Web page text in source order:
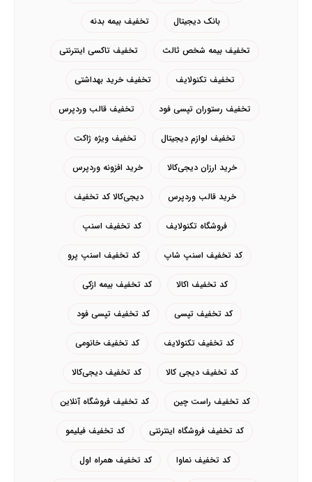
بانک دیجیتال تخفیف بیمه بدنه
تخفیف بیمه شخص ثالث تخفیف تاکسی اینترنتی
تخفیف تکنولایف تخفیف خرید بهداشتی
تخفیف رستوران تپسی فود تخفیف قالب وردپرس
تخفیف لوازم دیجیتال تخفیف ویژه ژاکت
خرید ارزان دیجی‌کالا خرید افزونه وردپرس
خرید قالب وردپرس دیجی‌کالا کد تخفیف
فروشگاه تکنولایف کد تخفیف اسنپ
کد تخفیف اسنپ شاپ کد تخفیف اسنپ پرو
کد تخفیف اکالا کد تخفیف بیمه ازکی
کد تخفیف تپسی کد تخفیف تپسی فود
کد تخفیف تکنولایف کد تخفیف خانومی
کد تخفیف دیجی کالا کد تخفیف دیجی‌کالا
کد تخفیف راست چین کد تخفیف فروشگاه آنلاین
کد تخفیف فروشگاه اینترنتی کد تخفیف فیلیمو
کد تخفیف نماوا کد تخفیف همراه اول